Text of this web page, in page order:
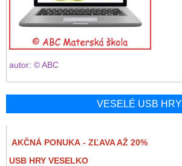
autor: © ABC
VESELÉ USB HRY
AKČNÁ PONUKA - ZĽAVA AŽ 20%
USB HRY VESELKO